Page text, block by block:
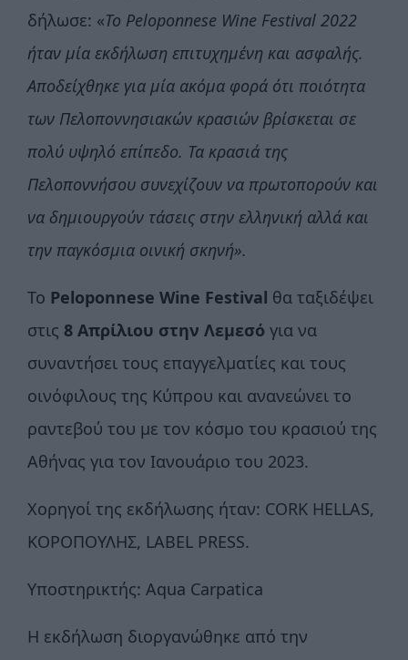
δήλωσε: «Το Peloponnese Wine Festival 2022
ήταν μία εκδήλωση επιτυχημένη και ασφαλής.
Αποδείχθηκε για μία ακόμα φορά ότι ποιότητα
των Πελοποννησιακών κρασιών βρίσκεται σε
πολύ υψηλό επίπεδο. Τα κρασιά της
Πελοποννήσου συνεχίζουν να πρωτοπορούν και
να δημιουργούν τάσεις στην ελληνική αλλά και
την παγκόσμια οινική σκηνή».
Το Peloponnese Wine Festival θα ταξιδέψει
στις 8 Απρίλιου στην Λεμεσό για να
συναντήσει τους επαγγελματίες και τους
οινόφιλους της Κύπρου και ανανεώνει το
ραντεβού του με τον κόσμο του κρασιού της
Αθήνας για τον Ιανουάριο του 2023.
Χορηγοί της εκδήλωσης ήταν: CORK HELLAS,
ΚΟΡΟΠΟΥΛΗΣ, LABEL PRESS.
Υποστηρικτής: Aqua Carpatica
Η εκδήλωση διοργανώθηκε από την